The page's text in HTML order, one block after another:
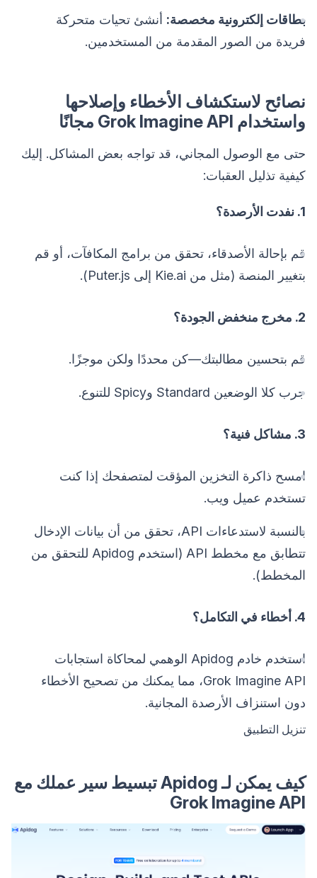
بطاقات إلكترونية مخصصة: أنشئ تحيات متحركة
فريدة من الصور المقدمة من المستخدمين.
نصائح لاستكشاف الأخطاء وإصلاحها
واستخدام Grok Imagine API مجانًا
حتى مع الوصول المجاني، قد تواجه بعض المشاكل. إليك
كيفية تذليل العقبات:
1. نفدت الأرصدة؟
قم بإحالة الأصدقاء، تحقق من برامج المكافآت، أو قم
بتغيير المنصة (مثل من Kie.ai إلى Puter.js).
2. مخرج منخفض الجودة؟
قم بتحسين مطالبتك—كن محددًا ولكن موجزًا.
جرب كلا الوضعين Standard وSpicy للتنوع.
3. مشاكل فنية؟
امسح ذاكرة التخزين المؤقت لمتصفحك إذا كنت
تستخدم عميل ويب.
بالنسبة لاستدعاءات API، تحقق من أن بيانات الإدخال
تتطابق مع مخطط API (استخدم Apidog للتحقق من
المخطط).
4. أخطاء في التكامل؟
استخدم خادم Apidog الوهمي لمحاكاة استجابات
Grok Imagine API، مما يمكنك من تصحيح الأخطاء
دون استنزاف الأرصدة المجانية.
تنزيل التطبيق
كيف يمكن لـ Apidog تبسيط سير عملك مع
Grok Imagine API